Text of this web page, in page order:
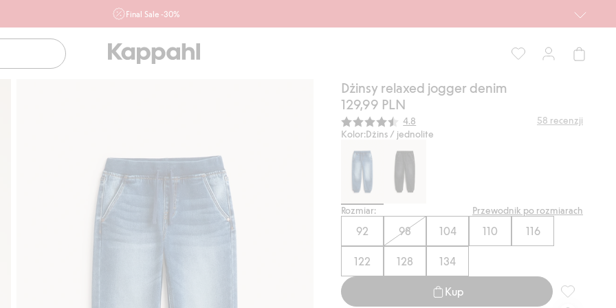
Final Sale -30%
ofertę, również z działu outlet do 10.8 w sklepach Kappahl i
Newbie oraz na kappahl.com. Ofert nie łączymy
Dżinsy relaxed jogger denim
129,99 PLN
Średnia ocena:
4.8 58 recenzji
Kolor:Dżins / jednolite
Rozmiar: Przewodnik po rozmiarach
92 98 104 110 116
122 128 134
Kup